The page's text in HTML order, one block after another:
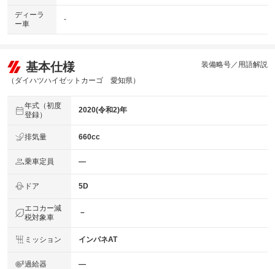
ディーラ
ー車
-
基本仕様
（ダイハツハイゼットカーゴ 愛知県）
装備略号／用語解説
年式（初度
登録）
2020(令和2)年
排気量 660cc
乗車定員 ―
ドア 5D
エコカー減
税対象車
－
ミッション インパネAT
過給器 ―